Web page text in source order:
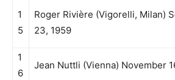
1
5
Roger Rivière (Vigorelli, Milan)
23, 1959
1
6
Jean Nuttli (Vienna) November